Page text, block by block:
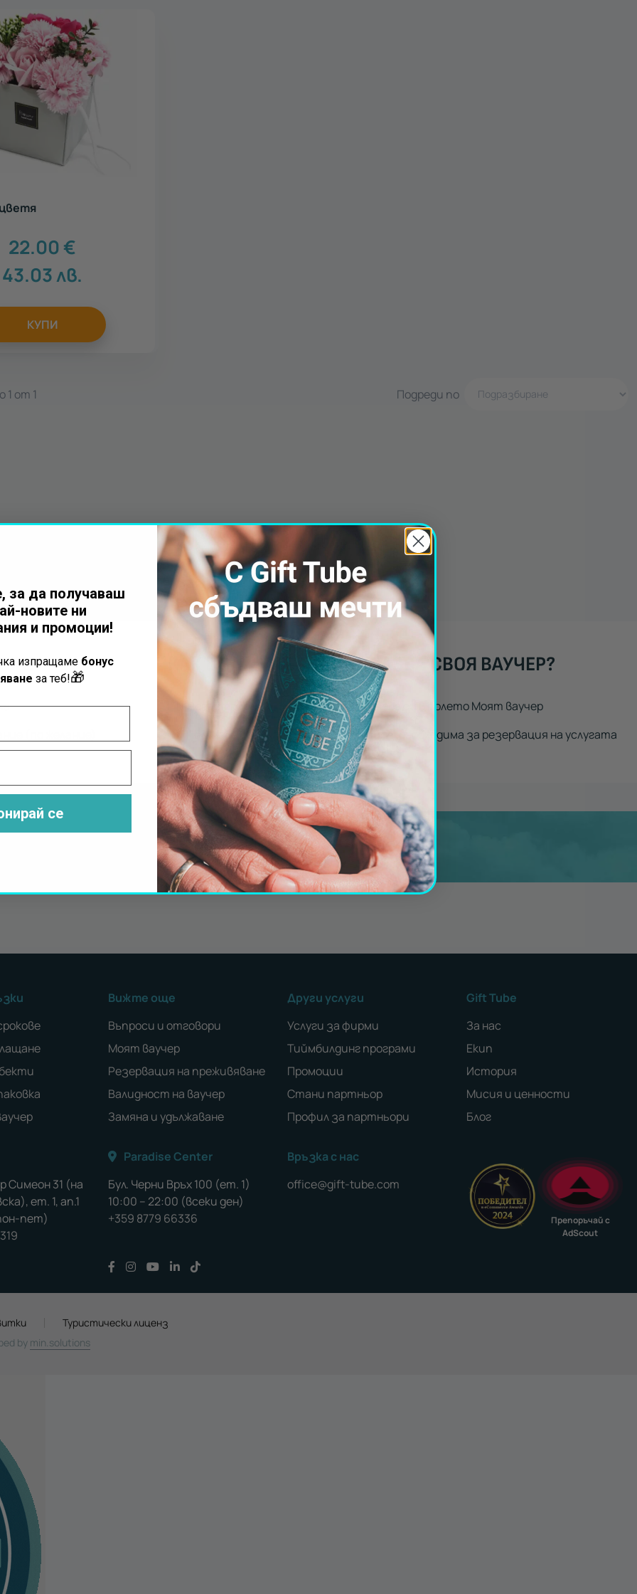
22.00€
43.03лв.
КУПИ
1 от 1 Подреди по
(по желание)
КАК ПОЛУЧАТЕЛЯТ ИЗПОЛЗВА СВОЯ ВАУЧЕР?
Регистрира уникалния код от ваучера си в полето Моят ваучер
Получава сертификат с информация, необходима за резервация на услугата
Вижте още
Въпроси и отговори
Моят ваучер
Резервация на преживяване
Валидност на ваучер
Замяна и удължаване
Други услуги
Услуги за фирми
Тиймбилдинг програми
Промоции
Стани партньор
Профил за партньори
Gift Tube
За нас
Екип
История
Мисия и ценности
Блог
Симеон 31 (на
ет. 1, ап.1
пет)
Paradise Center
Бул. Черни Връх 100 (ет. 1)
10:00 – 22:00 (всеки ден)
+359 8779 66336
Връзка с нас
office@gift-tube.com
Препоръчай с
AdScout
Последвайте ни във Facebook
Последвайте ни във Instagram
Последвайте ни във YouTube
Последвайте ни във LinkedIn
Туристически лиценз
by min.solutions
за да получаваш
новите ни
и промоции!
изпращаме бонус
за теб!🎁
се